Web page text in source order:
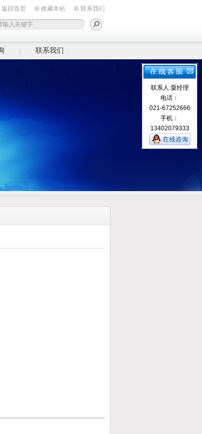
返回首页 收藏本站 联系我们
联系我们
联系人:粟经理
电话：
021-67252666
手机：
13402079333